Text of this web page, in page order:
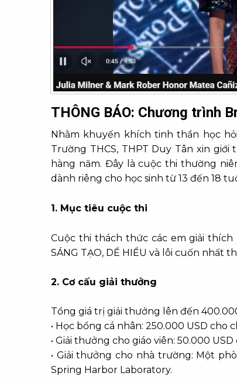
THÔNG BÁO: Chương trình
Nhằm khuyến khích tinh thần học
Trường THCS, THPT Duy Tân xin
hàng năm. Đây là cuộc thi thường
dành riêng cho học sinh từ 13 đến 18
1. Mục tiêu cuộc thi
Cuộc thi thách thức các em giải
SÁNG TẠO, DỂ HIỂU và lôi cuốn nhất
2. Cơ cấu giải thưởng
Tổng giá trị giải thưởng lên đến
• Học bổng cá nhân: 250.000 USD cho
• Giải thưởng cho giáo viên: 50.000
• Giải thưởng cho nhà trường: Một
Spring Harbor Laboratory.